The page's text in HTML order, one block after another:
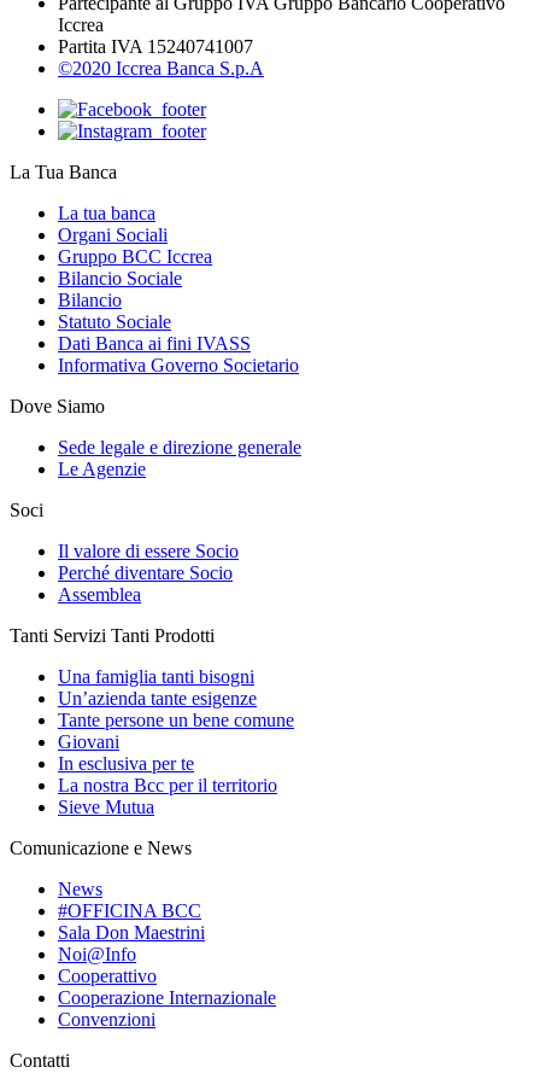
Iccrea
Partita IVA 15240741007
©2020 Iccrea Banca S.p.A
La Tua Banca
La tua banca
Organi Sociali
Gruppo BCC Iccrea
Bilancio Sociale
Bilancio
Statuto Sociale
Dati Banca ai fini IVASS
Informativa Governo Societario
Dove Siamo
Sede legale e direzione generale
Le Agenzie
Soci
Il valore di essere Socio
Perché diventare Socio
Assemblea
Tanti Servizi Tanti Prodotti
Una famiglia tanti bisogni
Un’azienda tante esigenze
Tante persone un bene comune
Giovani
In esclusiva per te
La nostra Bcc per il territorio
Sieve Mutua
Comunicazione e News
News
#OFFICINA BCC
Sala Don Maestrini
Noi@Info
Cooperattivo
Cooperazione Internazionale
Convenzioni
Contatti